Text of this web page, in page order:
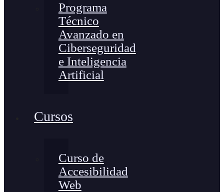
Programa
Técnico
Avanzado en
Ciberseguridad
e Inteligencia
Artificial
Cursos
Curso de
Accesibilidad
Web